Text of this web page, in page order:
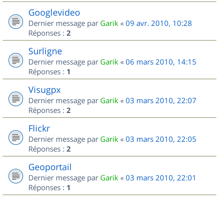
Googlevideo
Dernier message par Garik « 09 avr. 2010, 10:28
Réponses : 2
Surligne
Dernier message par Garik « 06 mars 2010, 14:15
Réponses : 1
Visugpx
Dernier message par Garik « 03 mars 2010, 22:07
Réponses : 2
Flickr
Dernier message par Garik « 03 mars 2010, 22:05
Réponses : 2
Geoportail
Dernier message par Garik « 03 mars 2010, 22:01
Réponses : 1